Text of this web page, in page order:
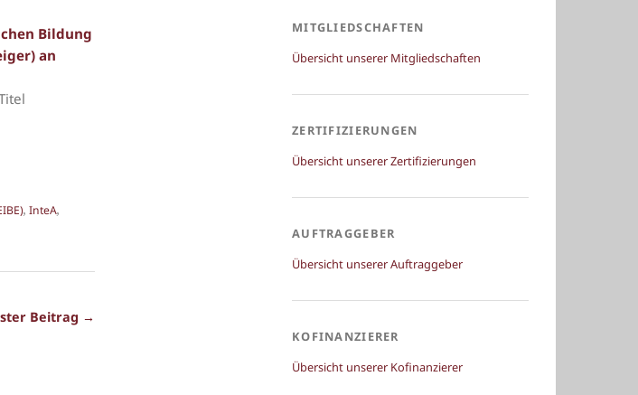
Bildung
an
, InteA,
Beitrag →
MITGLIEDSCHAFTEN
Übersicht unserer Mitgliedschaften
ZERTIFIZIERUNGEN
Übersicht unserer Zertifizierungen
AUFTRAGGEBER
Übersicht unserer Auftraggeber
KOFINANZIERER
Übersicht unserer Kofinanzierer